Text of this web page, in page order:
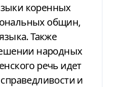
коренных
общин,
Также
народных
речь идет
и